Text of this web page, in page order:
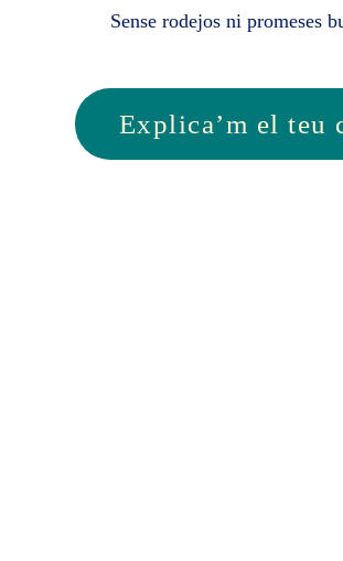
Sense rodejos ni promeses
Explica’m el teu